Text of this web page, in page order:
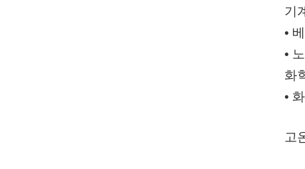
기
•
•
화
•
고